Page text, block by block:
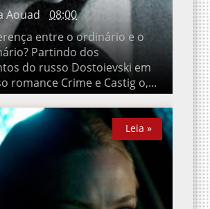
Aouad 08:00
entre o ordinário e o
Partindo dos pensamentos
em seu famoso
e Castig o,...
Leia »
Leia »